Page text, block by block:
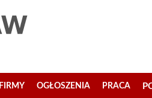
FIRMY OGŁOSZENIA PRACA